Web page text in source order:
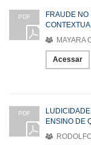
PDF
FRAUDE NO
MAYARA
Acessar
PDF
ENSINO DE